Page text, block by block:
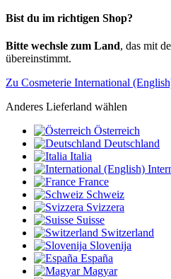
Bist du im richtigen Shop?
Bitte wechsle zum Land, das mit
übereinstimmt.
Zu Cosmeterie International
Anderes Lieferland wählen
Österreich
Deutschland
Italia
France
Schweiz
Svizzera
Suisse
Switzerland
Slovenija
España
Magyar